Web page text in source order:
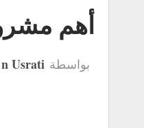
أهم
بواسطة Hanan Usrati